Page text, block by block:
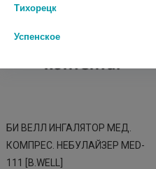
БИ ВЕЛЛ ИНГАЛЯТОР МЕД.
КОМПРЕС. НЕБУЛАЙЗЕР MED-
111 [B.WELL]
Тихорецк
Успенское